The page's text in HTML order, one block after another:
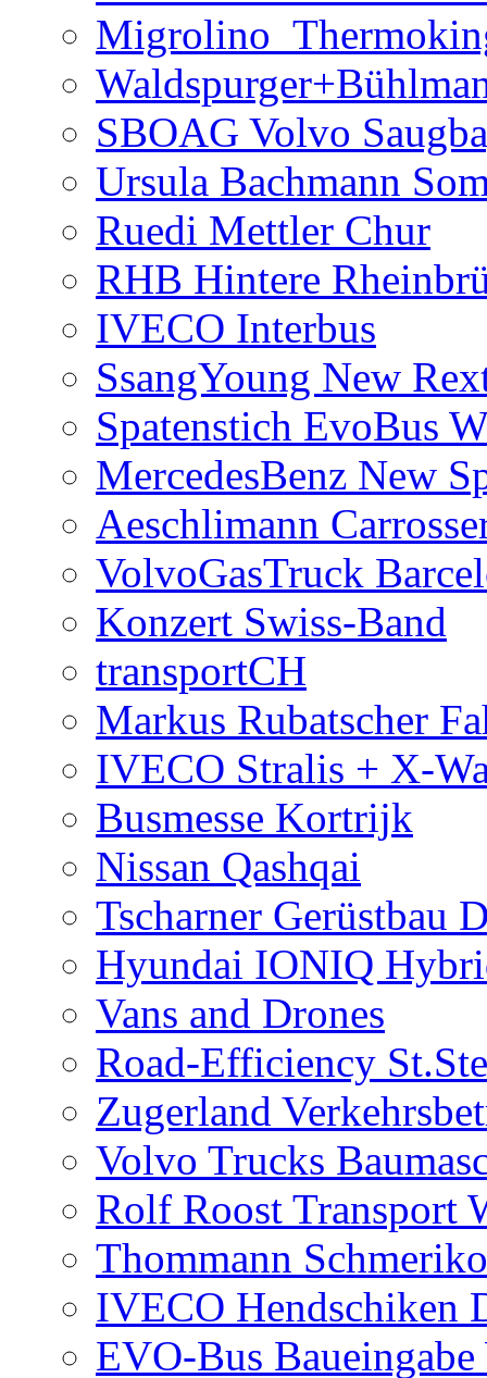
SBOAG Volvo
Ursula Bachmann
Ruedi Mettler Chur
RHB Hintere
IVECO Interbus
SsangYoung New
Spatenstich EvoBus
MercedesBenz New
Aeschlimann
VolvoGasTruck
Konzert Swiss-Band
transportCH
Markus Rubatscher
IVECO Stralis + X-
Busmesse Kortrijk
Nissan Qashqai
Tscharner Gerüstbau
Hyundai IONIQ
Vans and Drones
Road-Efficiency
Zugerland
Volvo Trucks
Rolf Roost Transport
Thommann
IVECO Hendschiken
EVO-Bus